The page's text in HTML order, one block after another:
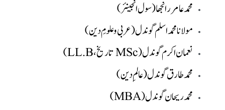
محمد عامر رانجھا (سول انجینئر)
مولانا محمد اسلم گوندل (عربی و علومِ دین)
نعمان اکرم گوندل (MSc تاریخ، LL.B)
محمد طارق گوندل (عالمِ دین)
محمد ریحان گوندل (MBA)